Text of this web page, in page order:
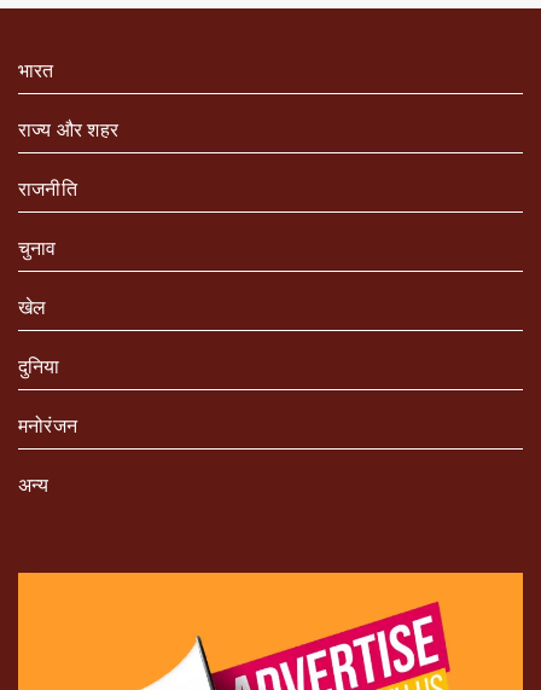
भारत
राज्य और शहर
राजनीति
चुनाव
खेल
दुनिया
मनोरंजन
अन्य